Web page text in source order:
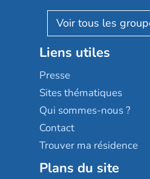
Reseda
Stella management
Les villages d'or
Sérénys
Résidences services
Résidalya
Groupe aplus
AGE D'OR Services
Liens utiles
Presse
Sites thématiques
Qui sommes-nous ?
Contact
Trouver ma résidence
Plans du site